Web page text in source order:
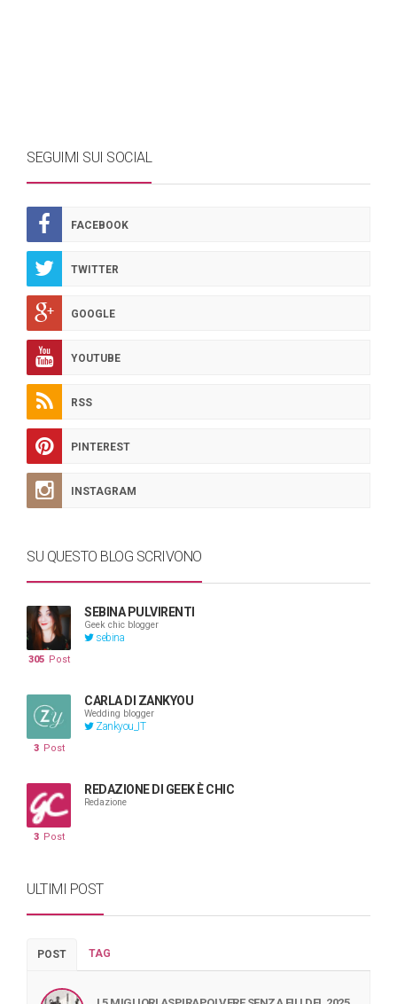
SEGUIMI SUI SOCIAL
FACEBOOK
TWITTER
GOOGLE
YOUTUBE
RSS
PINTEREST
INSTAGRAM
SU QUESTO BLOG SCRIVONO
SEBINA PULVIRENTI
Geek chic blogger
sebina
305 Post
CARLA DI ZANKYOU
Wedding blogger
Zankyou_IT
3 Post
REDAZIONE DI GEEK È CHIC
Redazione
3 Post
ULTIMI POST
POST TAG